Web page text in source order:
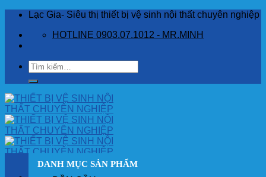
Skip
content
Lạc Gia- Siêu thị thiết bị vệ sinh nội thất chuyên nghiệp
HOTLINE 0903.07.1012 - MR.MINH
Tìm
kiếm:
DANH MỤC SẢN PHẨM